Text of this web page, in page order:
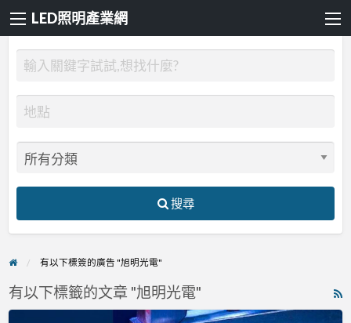
LED照明產業網
搜尋
有以下標簽的廣告 "旭明光電"
有以下標籤的文章 "旭明光電"